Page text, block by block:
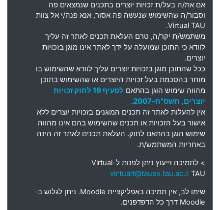
אם את/ה בעל/ת זכויות יוצרים בתכנים שנמצאים פה
וסבור/ה שהשימוש שנעשה פה אסור, אנא פנה/י אל צוות
Virtual TAU.
משתמש/ת יקר/ה, טרם העלאת תכנים לאתר זה עליך
לוודא כי התוכן שמועלה על ידך לאתר אינו מוגן בזכויות
יוצרים.
ככל שהתוכן מוגן בזכויות יוצרים עליך לוודא שהשימוש בו
מותר בהסכמת בעל זכויות היוצרים או שהשימוש בתוכן
מהווה שימוש הוגן בהתאם
לסעיף 19 לחוק זכויות
יוצרים, תשס"ח-2007.
אין להעלות לאתר זה תכנים המוגנים בזכויות יוצרים ללא
אישור בעל הזכויות או תכנים שהשימוש בהם אינו מהווה
שימוש הוגן בהתאם לחוק. העלאת תכנים לאתר זה הינה
באחריות המשתמש/ת.
> לתמיכה וייעוץ ניתן לפנות ל-Virtual
TAU
virtualt@tauex.tau.ac.il
שימו לב, אין תמיכה באפליקציית Moodle. ניתן לגלוש ב-
Moodle דרך כל הדפדפנים.